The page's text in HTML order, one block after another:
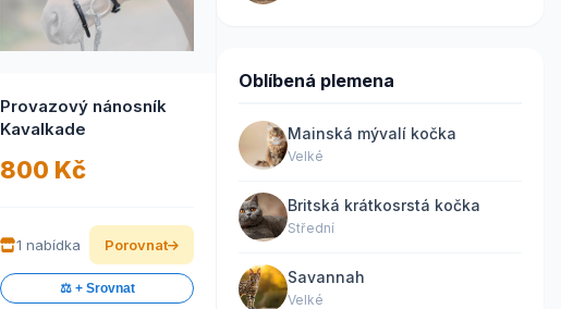
Provazový nánosník
Kavalkade
800 Kč
1 nabídka Porovnat
⚖️ + Srovnat
Oblíbená plemena
Mainská mývalí kočka
Velké
Britská krátkosrstá kočka
Střední
Savannah
Velké